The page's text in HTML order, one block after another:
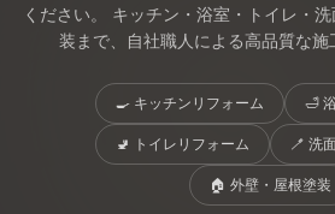
ください。 キッチン・浴室・トイレ・
装まで、自社職人による高品質な施
🍳 キッチンリフォーム 🛁
🚽 トイレリフォーム 🪥 洗
🏠 外壁・屋根塗装